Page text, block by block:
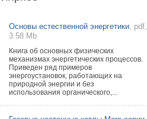
Midea открылся в Сургуте
Компания «Даичи» совместно с
партнером «Энердрим» открыла новый
фирменный магазин Midea в Сургуте ...
29 ИЮЛЯ 2026
Токио — лидер по
интенсивности использования
кондиционеров
Основы естественной энергетики. pdf,
3.58 Mb
Книга об основных физических
механизмах энергетических процессов.
Приведен ряд примеров
энергоустановок, работающих на
природной энергии и без
использования органического,...